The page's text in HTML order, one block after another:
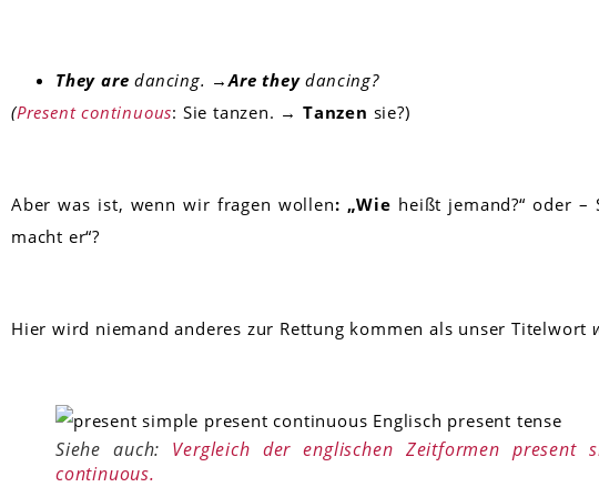
They are dancing. →Are theydancing?
(Present continuous: Sie tanzen. →Tanzen sie?)
Aber was ist, wenn wir fragen wollen: „Wie heißt jemand?“ oder –
macht er“?
Hier wird niemand anderes zur Rettung kommen als unser Titelwort
Siehe auch: Vergleich der englischen Zeitformen present
continuous.